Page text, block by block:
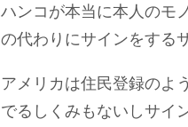
ハンコが本当に本人のモ
の代わりにサインをする
アメリカは住民登録のよ
でるしくみもないしサイ